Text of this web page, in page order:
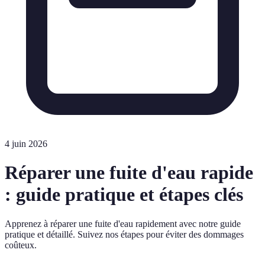
4 juin 2026
Réparer une fuite d'eau rapide
: guide pratique et étapes clés
Apprenez à réparer une fuite d'eau rapidement avec notre guide
pratique et détaillé. Suivez nos étapes pour éviter des dommages
coûteux.